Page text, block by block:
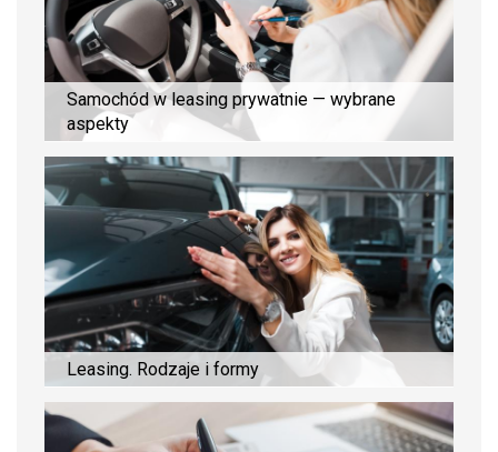
Samochód w leasing prywatnie — wybrane
aspekty
Leasing. Rodzaje i formy